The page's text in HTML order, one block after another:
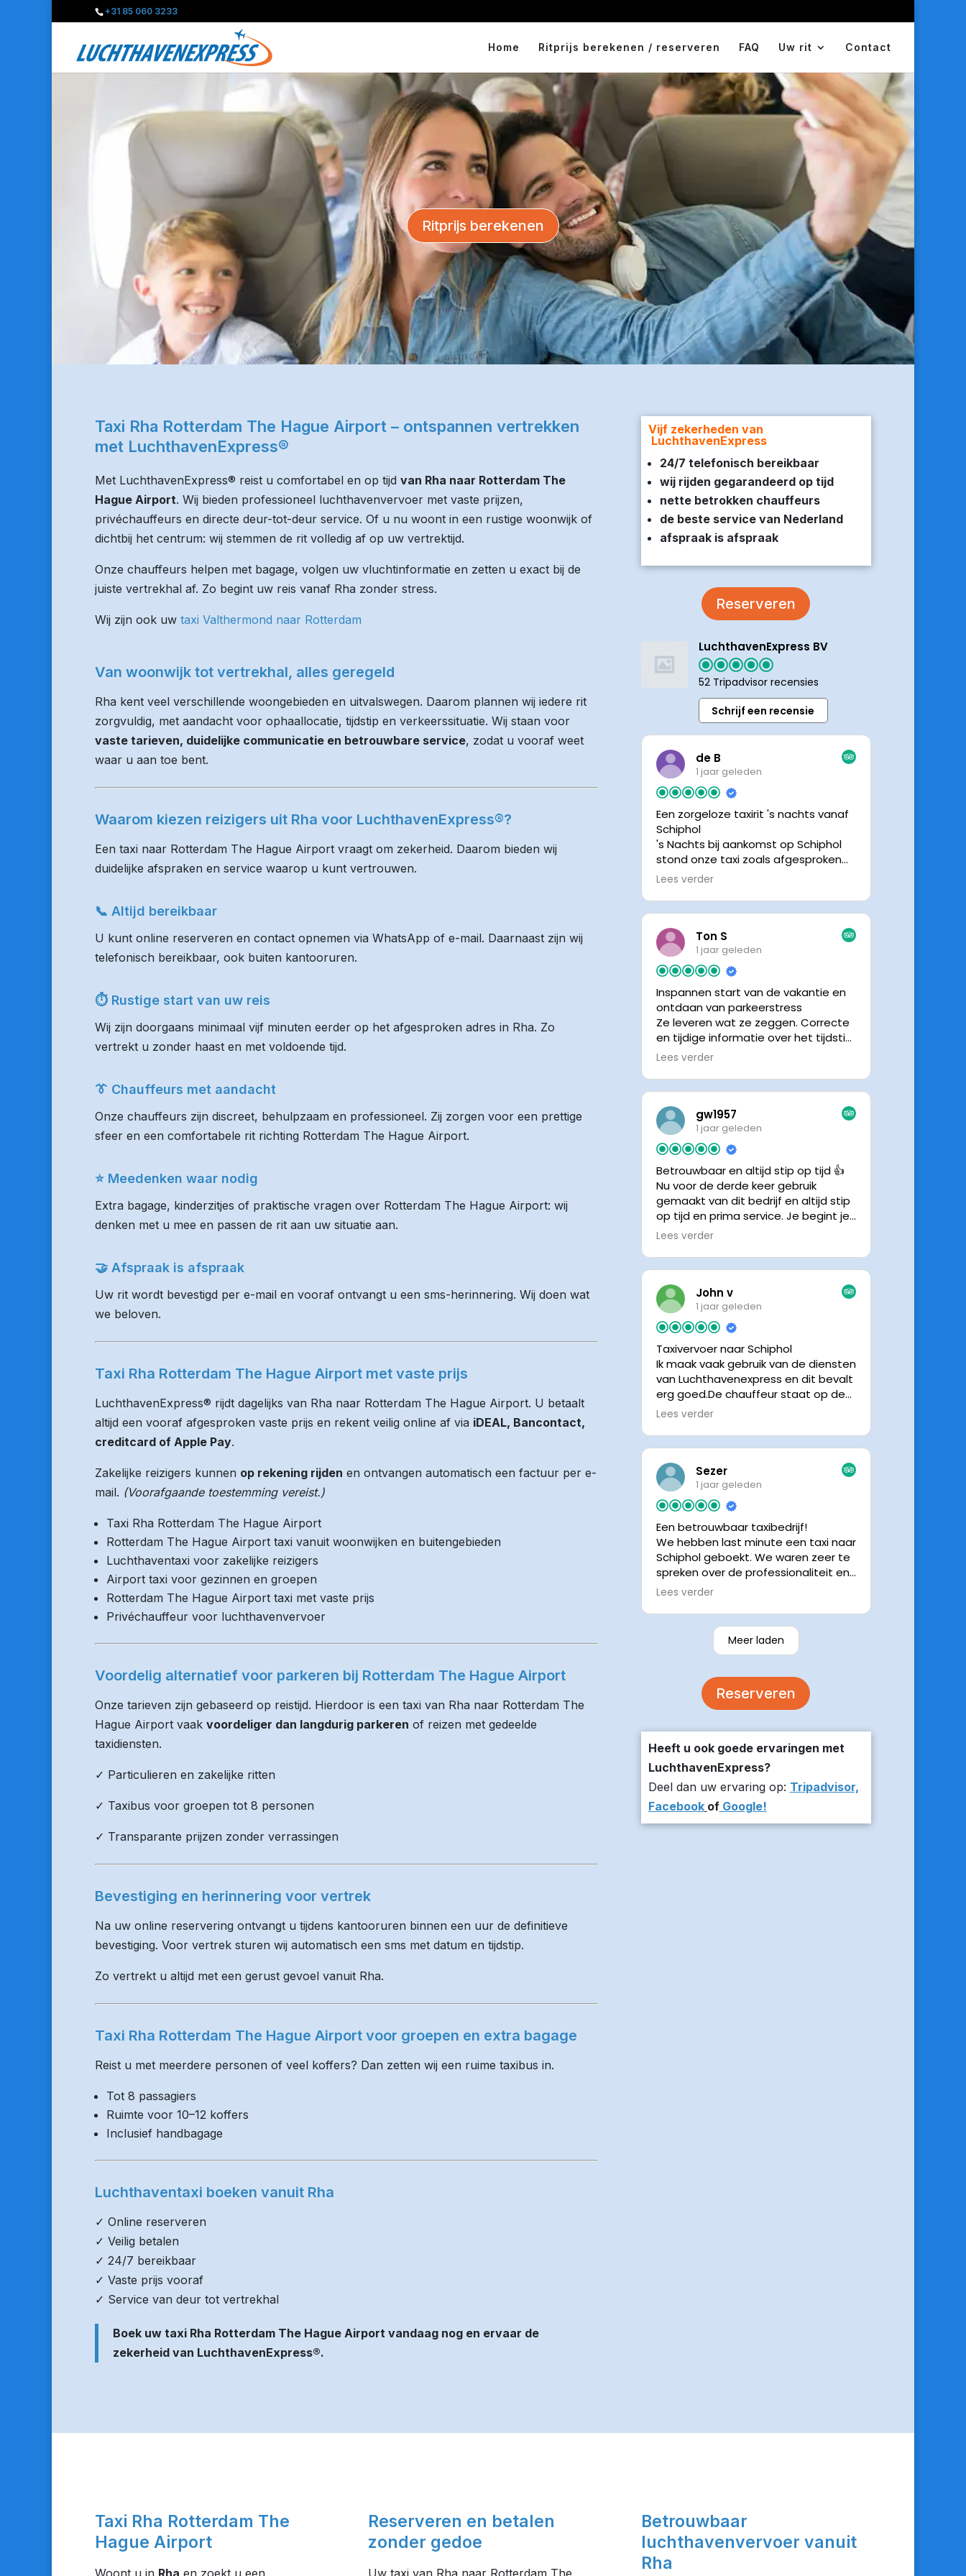
+31 85 060 3233
Home Ritprijs berekenen / reserveren FAQ Uw rit Contact
Ritprijs berekenen
Taxi Rha Rotterdam The Hague Airport – ontspannen vertrekken
met LuchthavenExpress®
Met LuchthavenExpress® reist u comfortabel en op tijd van Rha naar Rotterdam The
Hague Airport. Wij bieden professioneel luchthavenvervoer met vaste prijzen,
privéchauffeurs en directe deur-tot-deur service. Of u nu woont in een rustige woonwijk of
dichtbij het centrum: wij stemmen de rit volledig af op uw vertrektijd.
Onze chauffeurs helpen met bagage, volgen uw vluchtinformatie en zetten u exact bij de
juiste vertrekhal af. Zo begint uw reis vanaf Rha zonder stress.
Wij zijn ook uw taxi Valthermond naar Rotterdam
Van woonwijk tot vertrekhal, alles geregeld
Rha kent veel verschillende woongebieden en uitvalswegen. Daarom plannen wij iedere rit
zorgvuldig, met aandacht voor ophaallocatie, tijdstip en verkeerssituatie. Wij staan voor
vaste tarieven, duidelijke communicatie en betrouwbare service, zodat u vooraf weet
waar u aan toe bent.
Waarom kiezen reizigers uit Rha voor LuchthavenExpress®?
Een taxi naar Rotterdam The Hague Airport vraagt om zekerheid. Daarom bieden wij
duidelijke afspraken en service waarop u kunt vertrouwen.
📞 Altijd bereikbaar
U kunt online reserveren en contact opnemen via WhatsApp of e-mail. Daarnaast zijn wij
telefonisch bereikbaar, ook buiten kantooruren.
⏱ Rustige start van uw reis
Wij zijn doorgaans minimaal vijf minuten eerder op het afgesproken adres in Rha. Zo
vertrekt u zonder haast en met voldoende tijd.
👔 Chauffeurs met aandacht
Onze chauffeurs zijn discreet, behulpzaam en professioneel. Zij zorgen voor een prettige
sfeer en een comfortabele rit richting Rotterdam The Hague Airport.
⭐ Meedenken waar nodig
Extra bagage, kinderzitjes of praktische vragen over Rotterdam The Hague Airport: wij
denken met u mee en passen de rit aan uw situatie aan.
🤝 Afspraak is afspraak
Uw rit wordt bevestigd per e-mail en vooraf ontvangt u een sms-herinnering. Wij doen wat
we beloven.
Taxi Rha Rotterdam The Hague Airport met vaste prijs
LuchthavenExpress® rijdt dagelijks van Rha naar Rotterdam The Hague Airport. U betaalt
altijd een vooraf afgesproken vaste prijs en rekent veilig online af via iDEAL, Bancontact,
creditcard of Apple Pay.
Zakelijke reizigers kunnen op rekening rijden en ontvangen automatisch een factuur per e-
mail. (Voorafgaande toestemming vereist.)
Taxi Rha Rotterdam The Hague Airport
Rotterdam The Hague Airport taxi vanuit woonwijken en buitengebieden
Luchthaventaxi voor zakelijke reizigers
Airport taxi voor gezinnen en groepen
Rotterdam The Hague Airport taxi met vaste prijs
Privéchauffeur voor luchthavenvervoer
Voordelig alternatief voor parkeren bij Rotterdam The Hague Airport
Onze tarieven zijn gebaseerd op reistijd. Hierdoor is een taxi van Rha naar Rotterdam The
Hague Airport vaak voordeliger dan langdurig parkeren of reizen met gedeelde
taxidiensten.
✓ Particulieren en zakelijke ritten
✓ Taxibus voor groepen tot 8 personen
✓ Transparante prijzen zonder verrassingen
Bevestiging en herinnering voor vertrek
Na uw online reservering ontvangt u tijdens kantooruren binnen een uur de definitieve
bevestiging. Voor vertrek sturen wij automatisch een sms met datum en tijdstip.
Zo vertrekt u altijd met een gerust gevoel vanuit Rha.
Taxi Rha Rotterdam The Hague Airport voor groepen en extra bagage
Reist u met meerdere personen of veel koffers? Dan zetten wij een ruime taxibus in.
Tot 8 passagiers
Ruimte voor 10–12 koffers
Inclusief handbagage
Luchthaventaxi boeken vanuit Rha
✓ Online reserveren
✓ Veilig betalen
✓ 24/7 bereikbaar
✓ Vaste prijs vooraf
✓ Service van deur tot vertrekhal
Boek uw taxi Rha Rotterdam The Hague Airport vandaag nog en ervaar de
zekerheid van LuchthavenExpress®.
Vijf zekerheden van
LuchthavenExpress
24/7 telefonisch bereikbaar
wij rijden gegarandeerd op tijd
nette betrokken chauffeurs
de beste service van Nederland
afspraak is afspraak
Reserveren
LuchthavenExpress BV
52 Tripadvisor recensies
Schrijf een recensie
de B
1 jaar geleden
Een zorgeloze taxirit 's nachts vanaf
Schiphol
's Nachts bij aankomst op Schiphol
stond onze taxi zoals afgesproken
keurig te wachten. Dankzij de goede
chauffeur wisten we precies waar de
chauffeur, met een prachtige auto
was het een comfortabele rit. Graag
tot de volgende de keer.
Lees verder
Ton S
1 jaar geleden
Inspannen start van de vakantie en
ontdaan van parkeerstress
Ze leveren wat ze zeggen. Correcte
en tijdige informatie over het tijdstip
van ophalen. Voldeed ook nu weer
Lees verder
gw1957
1 jaar geleden
Betrouwbaar en altijd stip op tijd 👍
Nu voor de derde keer gebruik
gemaakt van dit bedrijf en altijd stip
op tijd en prima service. Je begint je
vakantie zonder zorgen iig. 👍👍
Lees verder
John v
1 jaar geleden
Taxivervoer naar Schiphol
Ik maak vaak gebruik van de diensten
van Luchthavenexpress en dit bevalt
erg goed.De chauffeur staat op de
afgesproken tijd klaar om je op te
neemt de chauffeur direct contact
staat.Altijd nette chauffeurs, en in
mijn geval is het voordeliger dan
parkeren op P3 bij 9 dagen parkeren.
En dan hopen dat je auto geen
schade heeft ivm de krappe
parkeervakken. Ik beveel
Luchthavenexpress dan ook zeker
aan.
Lees verder
Sezer
1 jaar geleden
Een betrouwbaar taxibedrijf!
We hebben last minute een taxi naar
Schiphol geboekt. We waren zeer te
spreken over de professionaliteit en
vriendelijkheid van luchthavenexpres!
verzekerde om er op tijd te zijn en
stuurde z’n live locatie een paar
minuten voor aanvang bij ons thuis.
volgende keer zou ik weer hier
Lees verder
Meer laden
Reserveren
Heeft u ook goede ervaringen met
LuchthavenExpress?
Deel dan uw ervaring op: Tripadvisor,
Facebook ofGoogle!
Taxi Rha Rotterdam The
Hague Airport
Woont u in Rha en zoekt u een
Reserveren en betalen
zonder gedoe
Uw taxi van Rha naar Rotterdam The
Betrouwbaar
luchthavenvervoer vanuit
Rha